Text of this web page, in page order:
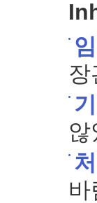
장
않
바